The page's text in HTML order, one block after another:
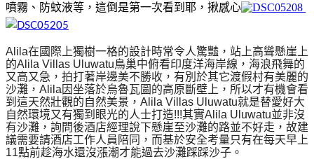
噴霧、防蚊液等，這倒是第一次看到耶，揪感心
Alila在國際上獨樹一格的設計時常令人驚豔，站上高聳懸崖上
的Alila Villas Uluwatu鳥巢中俯看印度洋海岸線，海浪飛舞的
又高又急，拍打著岸邊美不勝收，有別於其它渡假村有美麗的
沙灘，Alila因坐落於烏魯瓦圖的高原斷壁上，所以才有機會看
到這天然壯觀的自然美景， Alila Villas Uluwatu就是替愛好大
自然環境又有獨到眼光的人士打造!!!其實Alila Uluwatu並非沒
有沙灘，詢問後酒店經理說下懸崖至沙灘的路並不好走，故建
議需要請酒店工作人員陪同，而基於安全考量只有在每天早上
11點前趁海水還沒漲潮才能過去沙灘踩踩沙子。